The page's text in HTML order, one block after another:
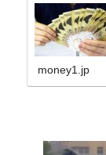
money1.jp